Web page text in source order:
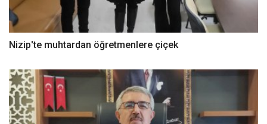
Nizip'te muhtardan öğretmenlere çiçek